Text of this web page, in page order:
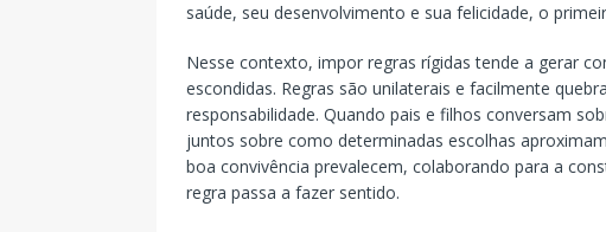
saúde, seu desenvolvimento e sua felicidade, o
Nesse contexto, impor regras rígidas tende a gerar
escondidas. Regras são unilaterais e facilmente
responsabilidade. Quando pais e filhos conversam
juntos sobre como determinadas escolhas
boa convivência prevalecem, colaborando para a
regra passa a fazer sentido.